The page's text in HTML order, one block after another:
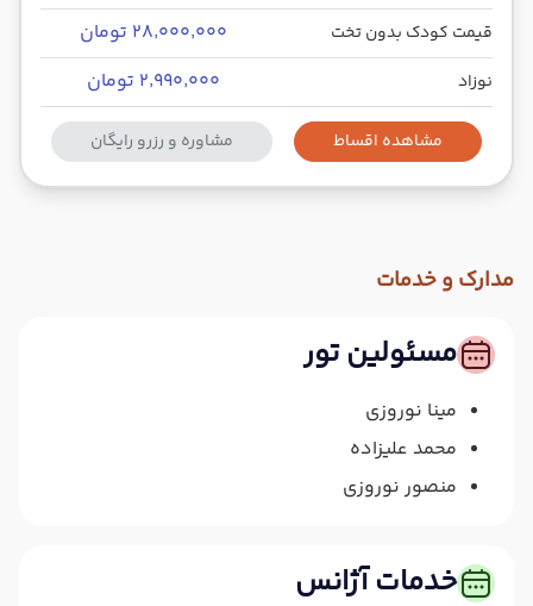
قیمت کودک بدون تخت ۲۸٬۰۰۰٬۰۰۰ تومان
نوزاد ۲٬۹۹۰٬۰۰۰ تومان
مشاهده اقساط مشاوره و رزرو رایگان
مدارک و خدمات
مسئولین تور
مینا نوروزی
محمد علیزاده
منصور نوروزی
خدمات آژانس